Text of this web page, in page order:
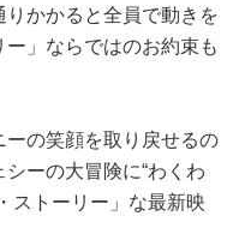
かかると全員で動きを
」ならではのお約束も
の笑顔を取り戻せるの
ーの大冒険に“わくわ
ストーリー」な最新映